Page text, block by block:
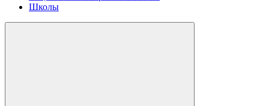
Школы